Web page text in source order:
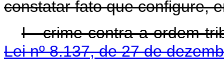
constatar fato que configure,
I - crime contra a ordem
Lei nº 8.137, de 27 de